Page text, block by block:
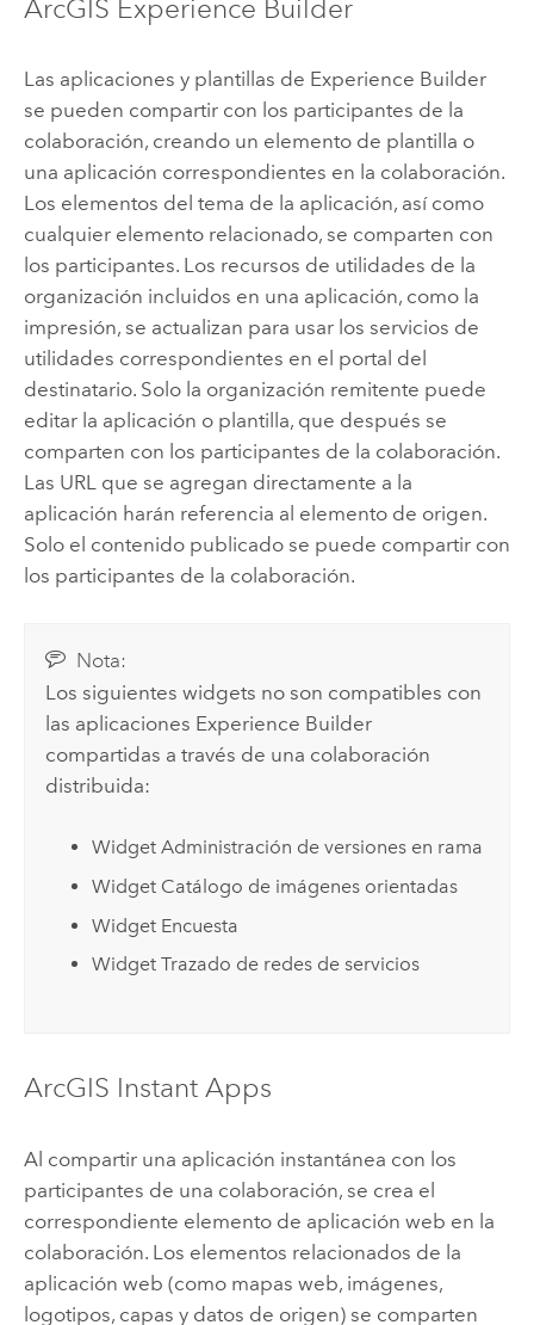
ArcGIS Experience Builder
Las aplicaciones y plantillas de Experience Builder
se pueden compartir con los participantes de la
colaboración, creando un elemento de plantilla o
una aplicación correspondientes en la colaboración.
Los elementos del tema de la aplicación, así como
cualquier elemento relacionado, se comparten con
los participantes. Los recursos de utilidades de la
organización incluidos en una aplicación, como la
impresión, se actualizan para usar los servicios de
utilidades correspondientes en el portal del
destinatario. Solo la organización remitente puede
editar la aplicación o plantilla, que después se
comparten con los participantes de la colaboración.
Las URL que se agregan directamente a la
aplicación harán referencia al elemento de origen.
Solo el contenido publicado se puede compartir con
los participantes de la colaboración.
Nota:
Los siguientes widgets no son compatibles con
las aplicaciones Experience Builder
compartidas a través de una colaboración
distribuida:
Widget Administración de versiones en rama
Widget Catálogo de imágenes orientadas
Widget Encuesta
Widget Trazado de redes de servicios
ArcGIS Instant Apps
Al compartir una aplicación instantánea con los
participantes de una colaboración, se crea el
correspondiente elemento de aplicación web en la
colaboración. Los elementos relacionados de la
aplicación web (como mapas web, imágenes,
logotipos, capas y datos de origen) se comparten